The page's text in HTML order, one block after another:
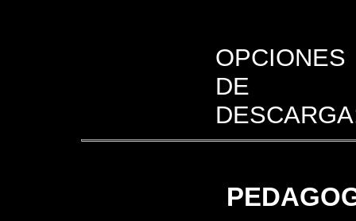
OPCIONES
DE